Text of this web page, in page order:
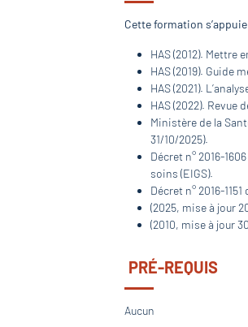
Cette formation
HAS (2012).
HAS (2019). Guide
HAS (2021).
HAS (2022).
Ministère de la
31/10/2025).
Décret n° 2016-
soins (EIGS).
Décret n° 2016-
(2025, mise à jour
(2010, mise à jour
PRÉ-REQUIS
Aucun